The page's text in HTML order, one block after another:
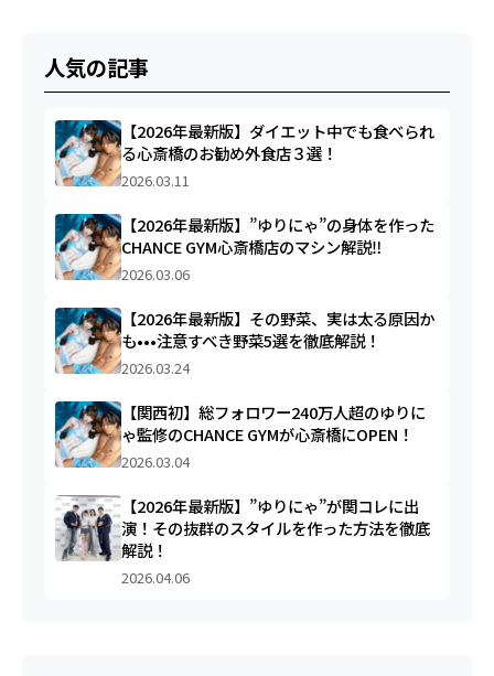
人気の記事
【2026年最新版】ダイエット中でも食べられ
る心斎橋のお勧め外食店３選！
2026.03.11
【2026年最新版】”ゆりにゃ”の身体を作った
CHANCE GYM心斎橋店のマシン解説‼︎
2026.03.06
【2026年最新版】その野菜、実は太る原因か
も•••注意すべき野菜5選を徹底解説！
2026.03.24
【関西初】総フォロワー240万人超のゆりに
ゃ監修のCHANCE GYMが心斎橋にOPEN！
2026.03.04
【2026年最新版】”ゆりにゃ”が関コレに出
演！その抜群のスタイルを作った方法を徹底
解説！
2026.04.06